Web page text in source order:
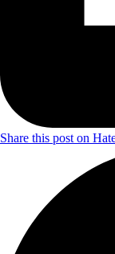
Share this post on